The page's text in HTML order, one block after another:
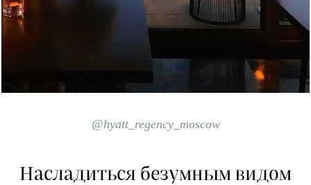
@hyatt_regency_moscow
Насладиться безумным видом